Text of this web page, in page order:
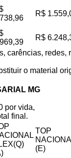
R$
R$
carências,
o material
MG
por vida,
final.
TOP
(E)